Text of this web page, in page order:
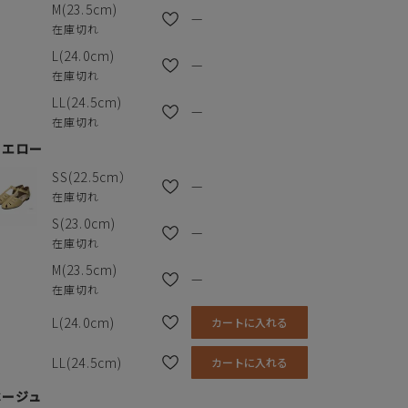
M(23.5cm)
在庫切れ
—
L(24.0cm)
在庫切れ
—
LL(24.5cm)
在庫切れ
—
ロー
SS(22.5cm）
在庫切れ
—
S(23.0cm)
在庫切れ
—
M(23.5cm)
在庫切れ
—
L(24.0cm) カートに入れる
LL(24.5cm) カートに入れる
ジュ